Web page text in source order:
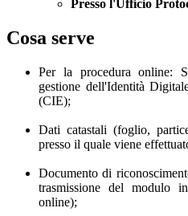
Presso l'Ufficio
Cosa serve
Per la procedura online:
gestione dell'Identità
(CIE);
Dati catastali (foglio,
presso il quale viene
Documento di
trasmissione del modulo
online);